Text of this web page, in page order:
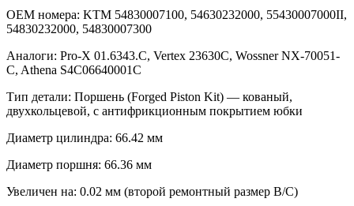
14-
26,
RR
250
25
66,36mm
OEM номера: KTM 54830007100, 54630232000, 55430007000II,
54830232000, 54830007300
Аналоги: Pro-X 01.6343.C, Vertex 23630C, Wossner NX-70051-
C, Athena S4C06640001C
Тип детали: Поршень (Forged Piston Kit) — кованый,
двухкольцевой, с антифрикционным покрытием юбки
Диаметр цилиндра: 66.42 мм
Диаметр поршня: 66.36 мм
Увеличен на: 0.02 мм (второй ремонтный размер B/C)